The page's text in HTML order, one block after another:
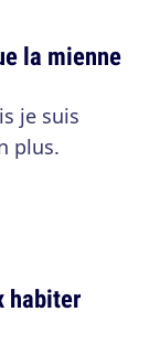
la mienne
je suis
plus.
habiter